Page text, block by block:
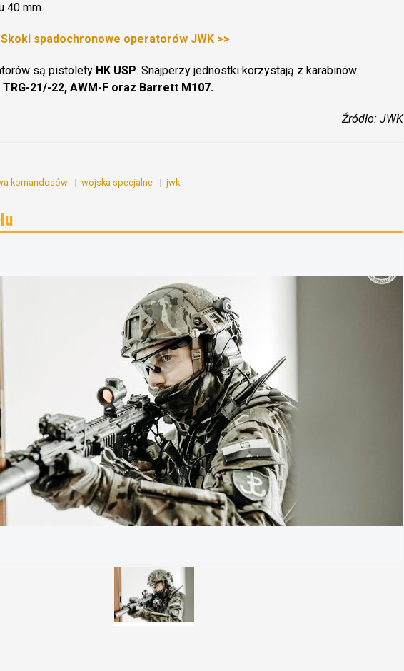
40 mm.
Skoki spadochronowe operatorów JWK >>
są pistolety HK USP. Snajperzy jednostki korzystają z karabinów
TRG-21/-22, AWM-F oraz Barrett M107.
Źródło: JWK
komandosów wojska specjalne jwk